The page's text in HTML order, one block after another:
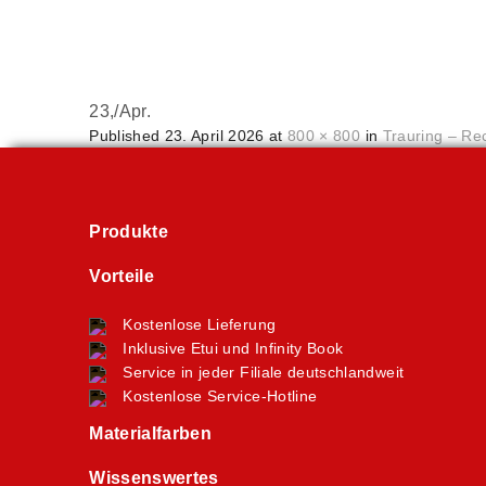
23,/Apr.
Published 23. April 2026 at800 × 800 in Trauring –
Produkte
Vorteile
Kostenlose Lieferung
Inklusive Etui und Infinity Book
Service in jeder Filiale deutschlandweit
Kostenlose Service-Hotline
Materialfarben
Wissenswertes